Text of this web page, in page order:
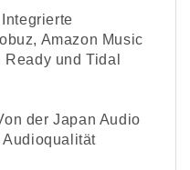
Amazon Music
und Tidal
der Japan Audio
Audioqualität